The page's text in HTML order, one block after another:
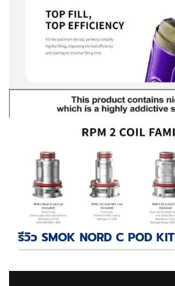
รีวิว SMOK NORD C POD KIT